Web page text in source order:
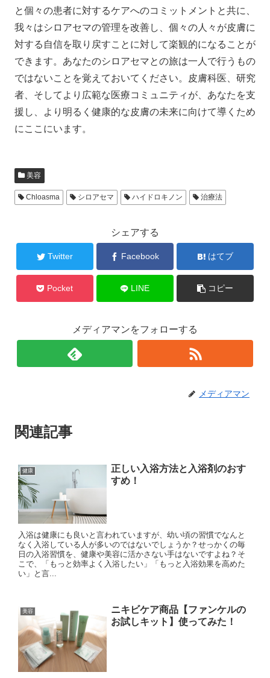
と個々の患者に対するケアへのコミットメントと共に、
我々はシロアセマの管理を改善し、個々の人々が皮膚に
対する自信を取り戻すことに対して楽観的になることが
できます。あなたのシロアセマとの旅は一人で行うもの
ではないことを覚えておいてください。皮膚科医、研究
者、そしてより広範な医療コミュニティが、あなたを支
援し、より明るく健康的な皮膚の未来に向けて導くため
にここにいます。
美容
Chloasma シロアセマ ハイドロキノン 治療法
シェアする
Twitter Facebook はてブ
Pocket LINE コピー
メディアマンをフォローする
メディアマン
関連記事
健康
正しい入浴方法と入浴剤のおす
すめ！
入浴は健康にも良いと言われていますが、幼い頃の習慣でなんと
なく入浴している人が多いのではないでしょうか？せっかくの毎
日の入浴習慣を、健康や美容に活かさない手はないですよね？そ
こで、「もっと効率よく入浴したい」「もっと入浴効果を高めた
い」と言...
美容
ニキビケア商品【ファンケルの
お試しキット】使ってみた！